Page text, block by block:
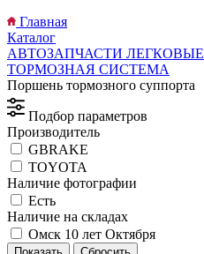
Главная
Каталог
АВТОЗАПЧАСТИ ЛЕГКОВЫЕ
ТОРМОЗНАЯ СИСТЕМА
Поршень тормозного суппорта
Подбор параметров
Производитель
GBRAKE
TOYOTA
Наличие фотографии
Есть
Наличие на складах
Омск 10 лет Октября